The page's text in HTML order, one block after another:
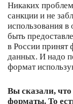
Никаких
санкции и не
использования
быть
в России принят
данных. И надо
формат
Вы сказали,
форматы. То